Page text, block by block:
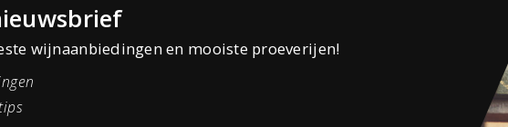
wijnaanbiedingen en mooiste proeverijen!